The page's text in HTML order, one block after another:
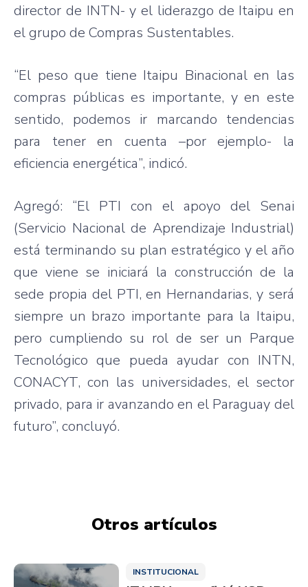
director de INTN- y el liderazgo de Itaipu en
el grupo de Compras Sustentables.
“El peso que tiene Itaipu Binacional en las
compras públicas es importante, y en este
sentido, podemos ir marcando tendencias
para tener en cuenta –por ejemplo- la
eficiencia energética”, indicó.
Agregó: “El PTI con el apoyo del Senai
(Servicio Nacional de Aprendizaje Industrial)
está terminando su plan estratégico y el año
que viene se iniciará la construcción de la
sede propia del PTI, en Hernandarias, y será
siempre un brazo importante para la Itaipu,
pero cumpliendo su rol de ser un Parque
Tecnológico que pueda ayudar con INTN,
CONACYT, con las universidades, el sector
privado, para ir avanzando en el Paraguay del
futuro”, concluyó.
Otros artículos
INSTITUCIONAL